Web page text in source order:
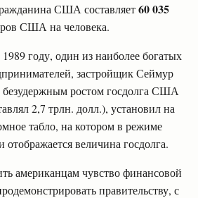
США составляет60 035
США на человека.
1989 году, один из наиболее богатых
застройщик Сеймур
безудержным ростом госдолга США
2,7 трлн. долл.), установил на
табло, на котором в режиме
отображается величина госдолга.
американцам чувство финансовой
правительству, с